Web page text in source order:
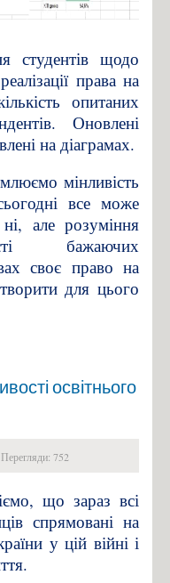
студентів щодо
права на
опитаних
Оновлені
на діаграмах.
мінливість
все може
але розуміння
бажаючих
своє право на
для цього
освітнього
Перегляди: 752
що зараз всі
спрямовані на
у цій війні і